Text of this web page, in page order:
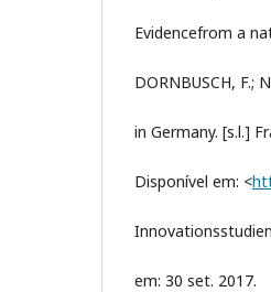
Evidencefrom a
DORNBUSCH, F.;
in Germany. [s.l.]
Disponível em: <
em: 30 set. 2017.